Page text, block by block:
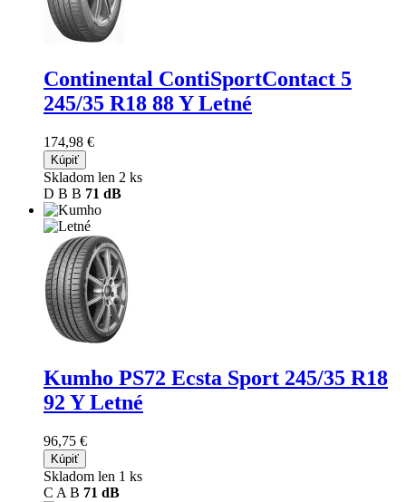
Continental ContiSportContact 5
245/35 R18 88 Y Letné
174,98 €
Kúpiť
Skladom len 2 ks
D B B 71 dB
Kumho PS72 Ecsta Sport 245/35 R18
92 Y Letné
96,75 €
Kúpiť
Skladom len 1 ks
C A B 71 dB